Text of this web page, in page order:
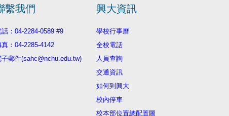
繫我們
話：04-2284-0589 #9
真：04-2285-4142
子郵件(sahc@nchu.edu.tw)
興大資訊
學校行事曆
全校電話
人員查詢
交通資訊
如何到興大
校內停車
校本部位置總配置圖